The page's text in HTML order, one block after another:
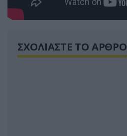
ΣΧΟΛΙΑΣΤΕ ΤΟ ΑΡΘΡΟ